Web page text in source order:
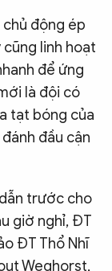
động ép
cũng linh hoạt
để ứng
là đội có
tạt bóng của
đầu cận
trước cho
giờ nghỉ, ĐT
ĐT Thổ Nhĩ
Weghorst,